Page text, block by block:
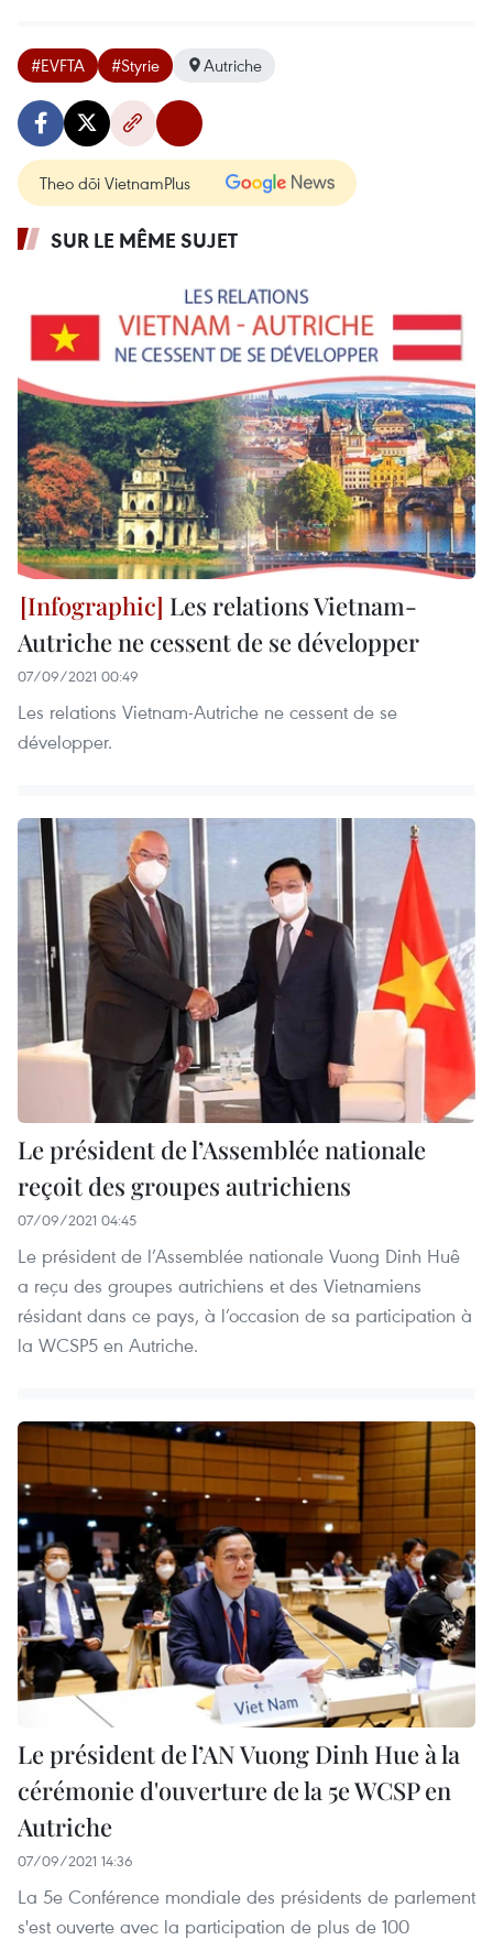
#EVFTA #Styrie Autriche
Theo dõi VietnamPlus
SUR LE MÊME SUJET
Les relations Vietnam-
Autriche ne cessent de se développer
07/09/2021 00:49
Les relations Vietnam-Autriche ne cessent de se
développer.
Le président de l’Assemblée nationale
reçoit des groupes autrichiens
07/09/2021 04:45
Le président de l’Assemblée nationale Vuong Dinh Huê
a reçu des groupes autrichiens et des Vietnamiens
résidant dans ce pays, à l’occasion de sa participation à
la WCSP5 en Autriche.
Le président de l’AN Vuong Dinh Hue à la
cérémonie d'ouverture de la 5e WCSP en
Autriche
07/09/2021 14:36
La 5e Conférence mondiale des présidents de parlement
s'est ouverte avec la participation de plus de 100